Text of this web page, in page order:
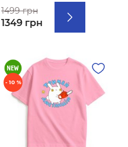
1499 грн
1349 грн
- 10 %